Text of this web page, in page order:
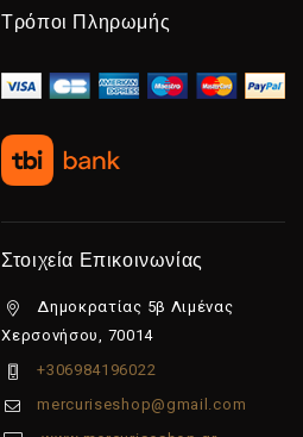
Τρόποι Πληρωμής
Στοιχεία Επικοινωνίας
Δημοκρατίας 5β Λιμένας
Χερσονήσου, 70014
+306984196022
mercuriseshop@gmail.com